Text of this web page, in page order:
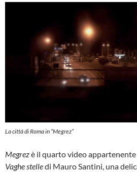
La città di Roma in “Megrez”
Megrezè il quarto video
Vaghe stelledi Mauro Santini, una